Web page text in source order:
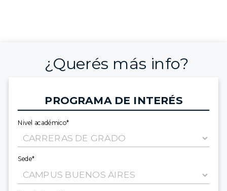
¿Querés más info?
PROGRAMA DE INTERÉS
Nivel académico*
Sede*